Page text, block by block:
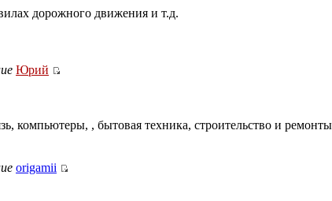
дорожного движения и т.д.
Юрий
компьютеры, , бытовая техника, строительство и
origamii